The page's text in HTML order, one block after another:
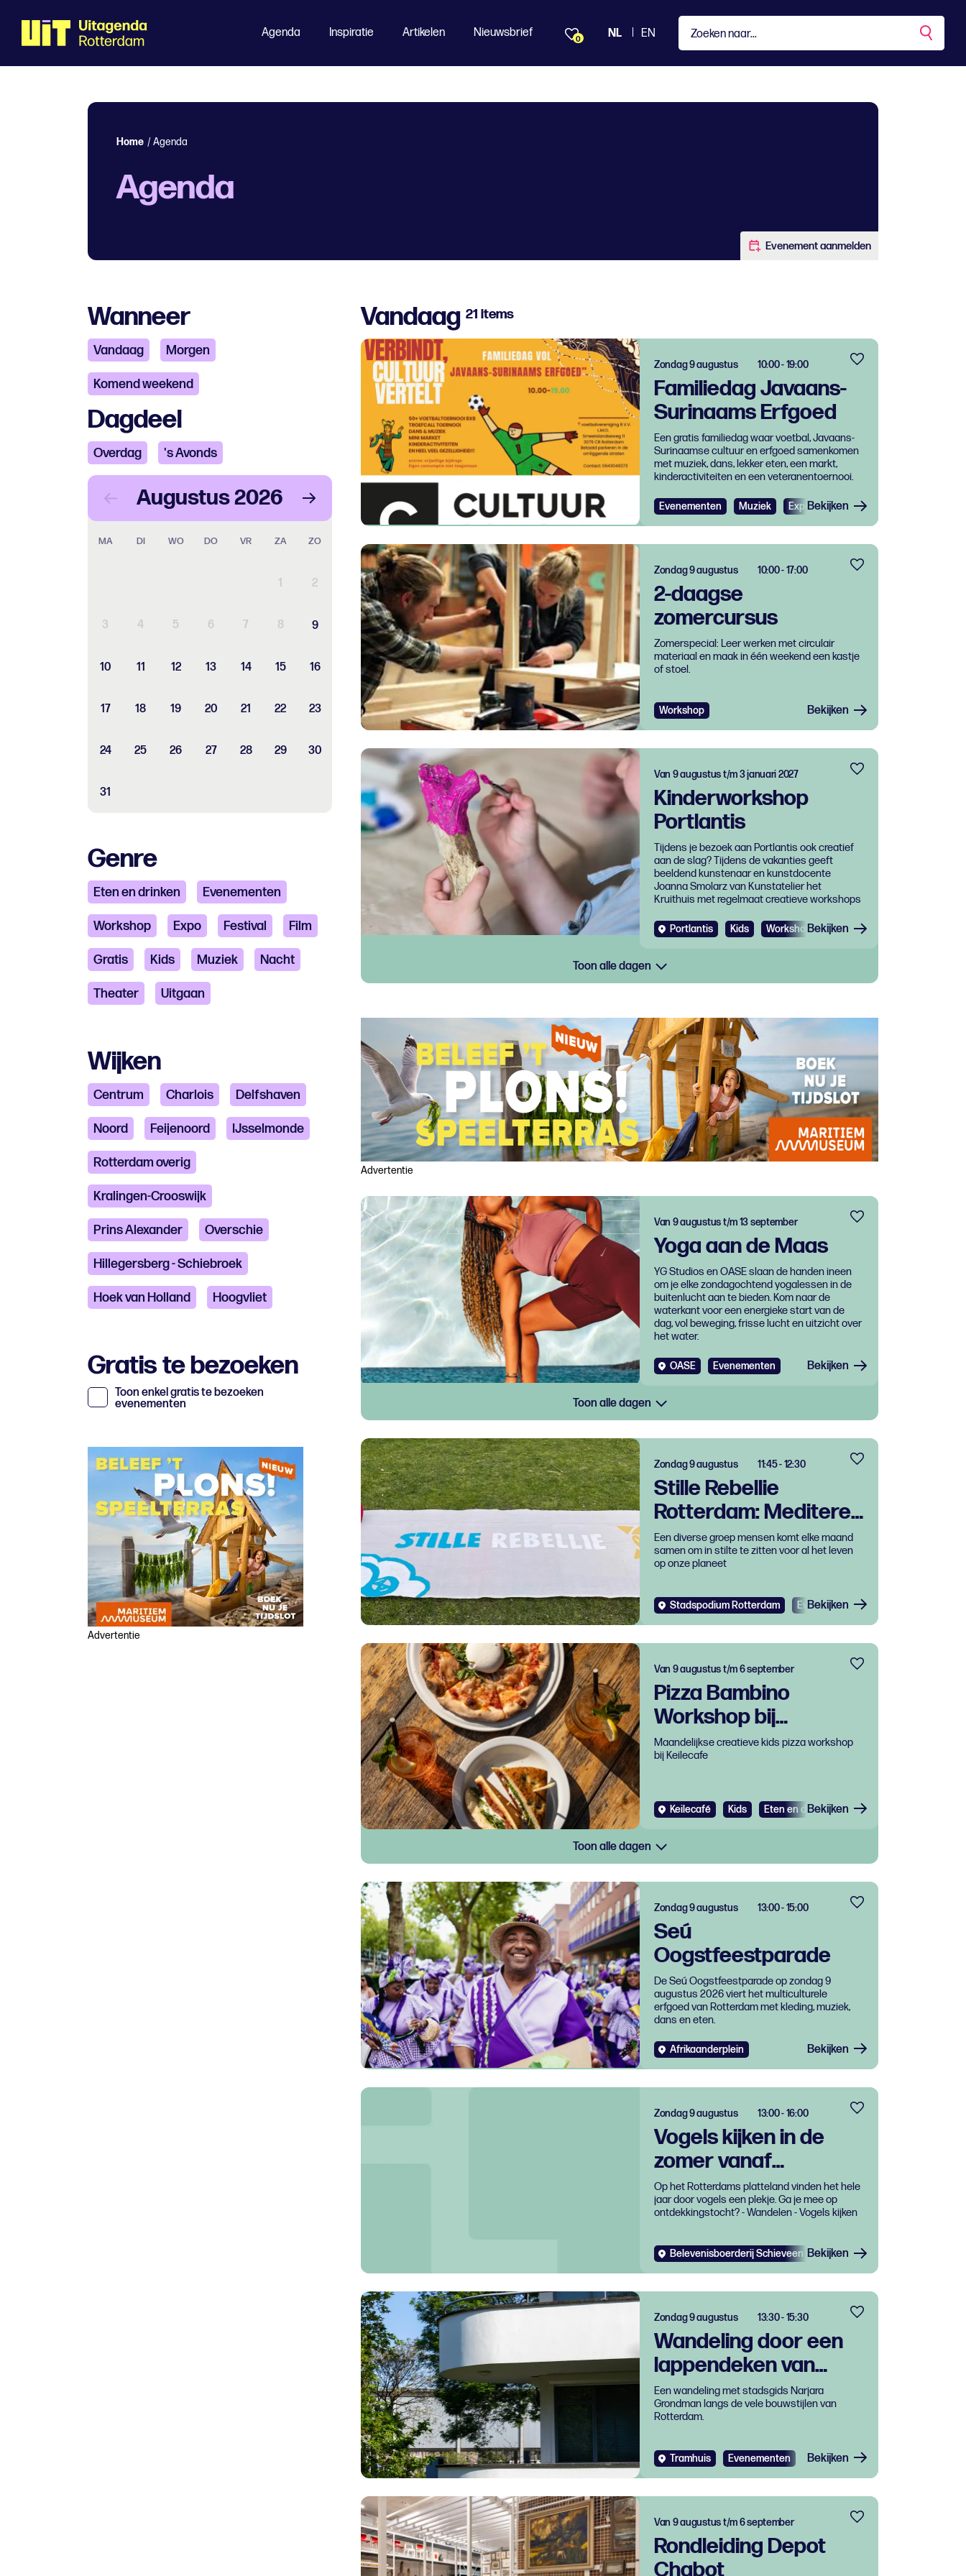
Agenda Inspiratie Artikelen Nieuwsbrief 0 NL EN
Home /Agenda
Agenda
Evenement aanmelden
Wanneer
Vandaag Morgen
Komend weekend
Dagdeel
Overdag 's Avonds
Augustus2026
MA DI WO DO VR ZA ZO
1 2
3 4 5 6 7 8 9
10 11 12 13 14 15 16
17 18 19 20 21 22 23
24 25 26 27 28 29 30
31
Genre
Eten en drinken Evenementen
Workshop Expo Festival Film
Gratis Kids Muziek Nacht
Theater Uitgaan
Wijken
Centrum Charlois Delfshaven
Noord Feijenoord IJsselmonde
Rotterdam overig
Kralingen-Crooswijk
Prins Alexander Overschie
Hillegersberg - Schiebroek
Hoek van Holland Hoogvliet
Gratis te bezoeken
Toon enkel gratis te bezoeken
evenementen
Advertentie
Vandaag 21 items
Familiedag Javaans-
Surinaams Erfgoed
Zondag 9 augustus 10:00 - 19:00
Een gratis familiedag waar voetbal, Javaans-
Surinaamse cultuur en erfgoed samenkomen
met muziek, dans, lekker eten, een markt,
kinderactiviteiten en een veteranentoernooi.
Evenementen Muziek Expo Festival
Bekijken
2-daagse
zomercursus
Zondag 9 augustus 10:00 - 17:00
Zomerspecial: Leer werken met circulair
materiaal en maak in één weekend een kastje
of stoel.
Workshop Bekijken
Kinderworkshop
Portlantis
Van 9 augustus t/m 3 januari 2027
Tijdens je bezoek aan Portlantis ook creatief
aan de slag? Tijdens de vakanties geeft
beeldend kunstenaar en kunstdocente
Joanna Smolarz van Kunstatelier het
Kruithuis met regelmaat creatieve workshops
Portlantis Kids WorkshopBekijken
Toon alle dagen
Advertentie
Yoga aan de Maas
Van 9 augustus t/m 13 september
YG Studios en OASE slaan de handen ineen
om je elke zondagochtend yogalessen in de
buitenlucht aan te bieden. Kom naar de
waterkant voor een energieke start van de
dag, vol beweging, frisse lucht en uitzicht over
het water.
OASE Evenementen Bekijken
Toon alle dagen
Stille Rebellie
Rotterdam: Mediteren
voor onze planeet
Zondag 9 augustus 11:45 - 12:30
Een diverse groep mensen komt elke maand
samen om in stilte te zitten voor al het leven
op onze planeet
Stadspodium Rotterdam Evenementen
Bekijken
Pizza Bambino
Workshop bij
Keilecafe
Van 9 augustus t/m 6 september
Maandelijkse creatieve kids pizza workshop
bij Keilecafe
Keilecafé Kids Eten en drinken Workshop
Bekijken
Toon alle dagen
Seú
Oogstfeestparade
Zondag 9 augustus 13:00 - 15:00
De Seú Oogstfeestparade op zondag 9
augustus 2026 viert het multiculturele
erfgoed van Rotterdam met kleding, muziek,
dans en eten.
Afrikaanderplein Bekijken
Vogels kijken in de
zomer vanaf
Belevenisboerderij
Schieveen bij
Zondag 9 augustus 13:00 - 16:00
Op het Rotterdams platteland vinden het hele
jaar door vogels een plekje. Ga je mee op
ontdekkingstocht? - Wandelen - Vogels kijken
Belevenisboerderij Schieveen Bekijken
Wandeling door een
lappendeken van
architectuur
Zondag 9 augustus 13:30 - 15:30
Een wandeling met stadsgids Narjara
Grondman langs de vele bouwstijlen van
Rotterdam.
Tramhuis Evenementen Bekijken
Rondleiding Depot
Chabot
Van 9 augustus t/m 6 september